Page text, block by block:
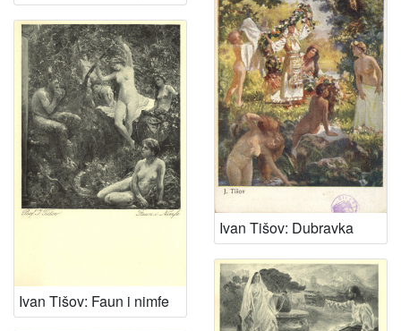
Ivan Tišov: Dubravka
Ivan Tišov: Faun i nimfe